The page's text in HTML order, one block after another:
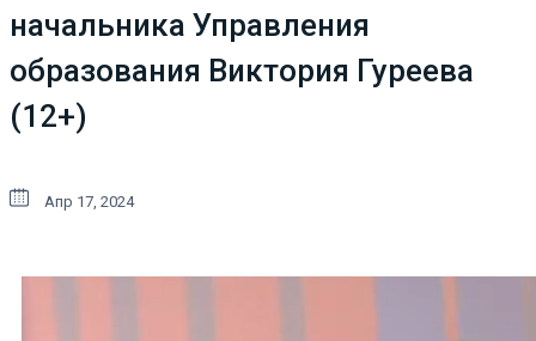
начальника Управления
образования Виктория Гуреева
(12+)
Апр 17, 2024